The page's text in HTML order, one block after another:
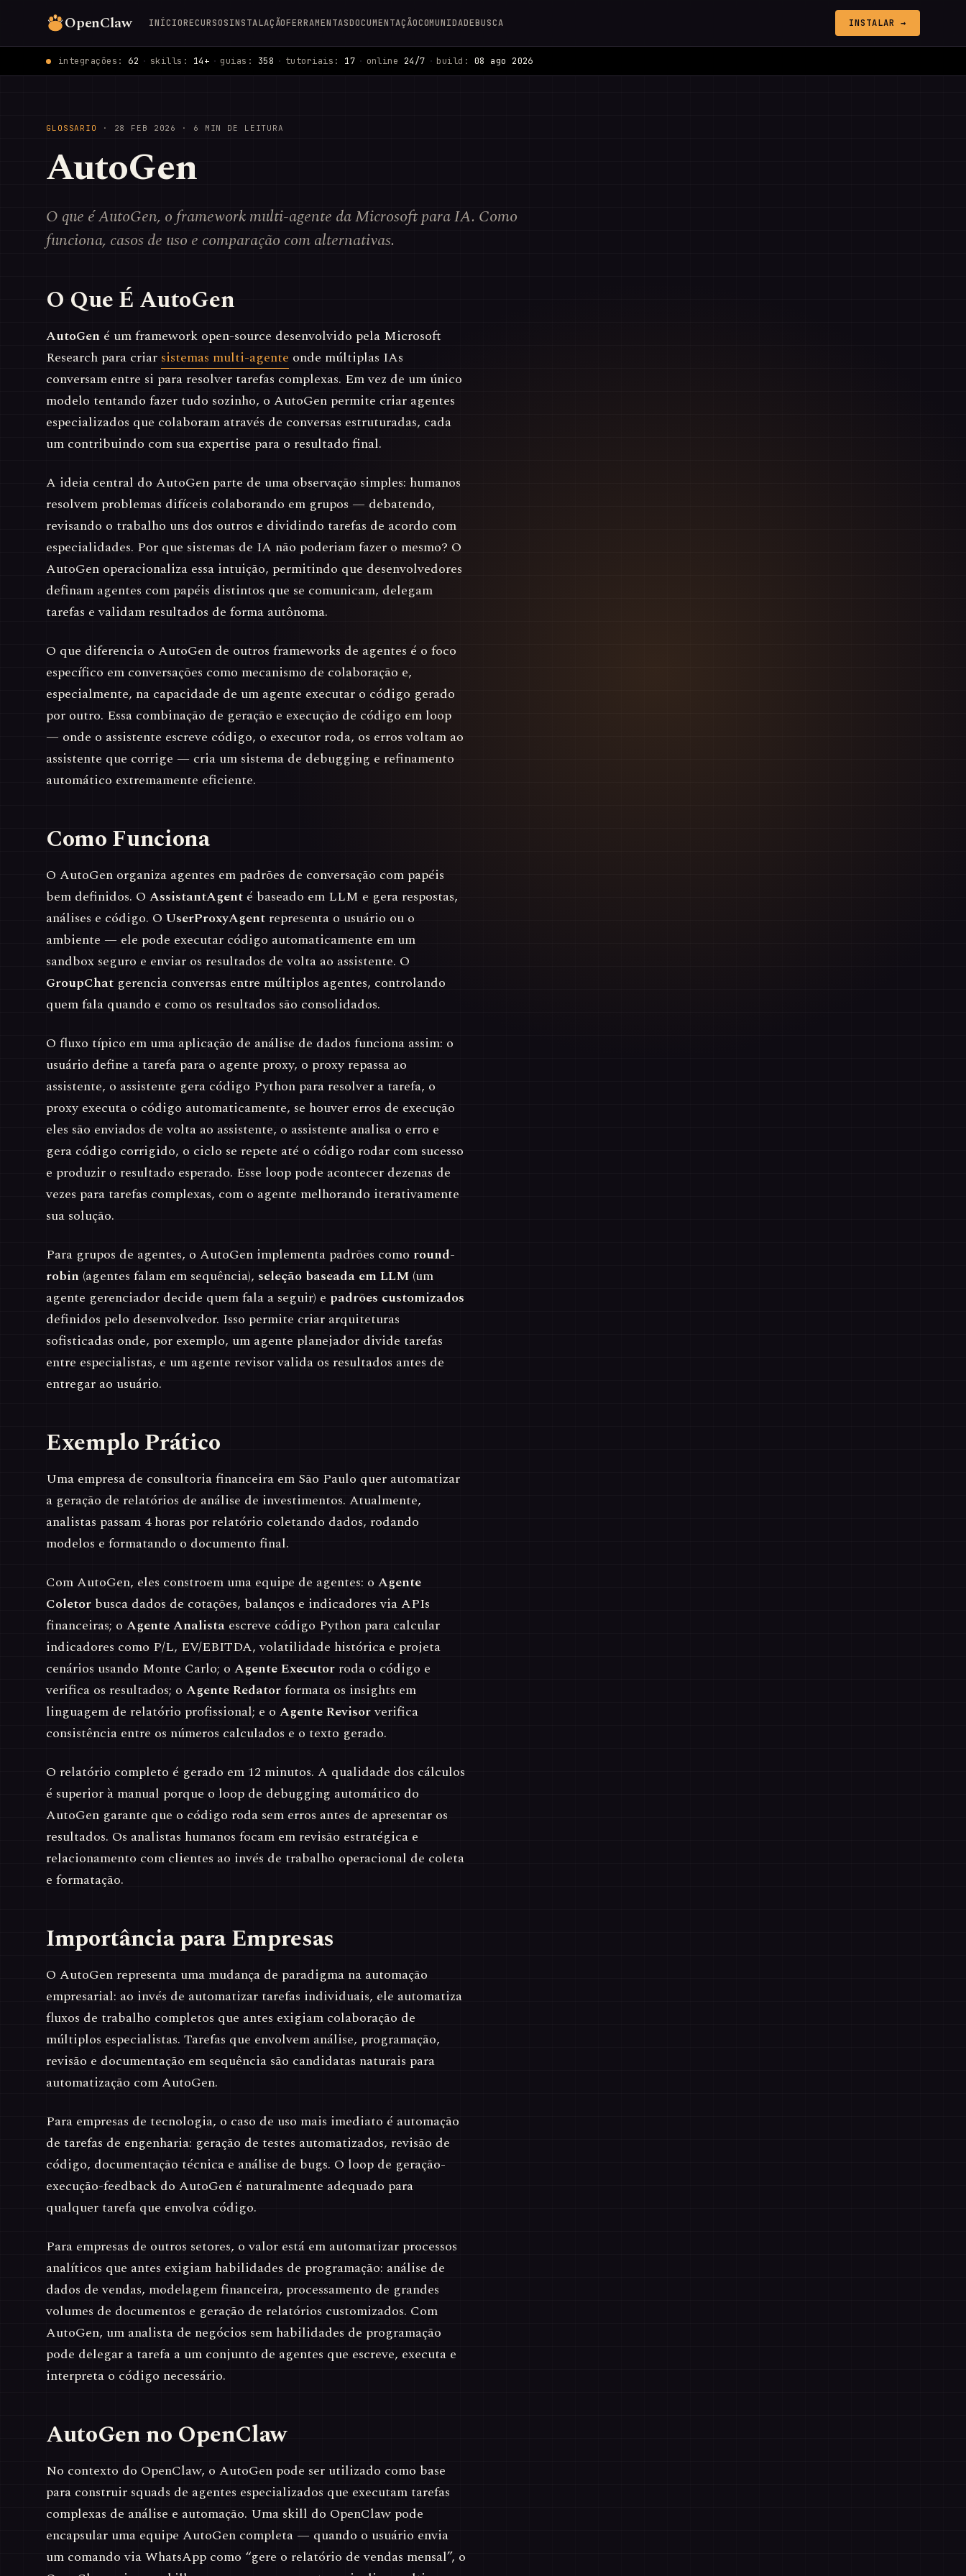
OpenClaw INÍCIORECURSOSINSTALAÇÃOFERRAMENTASDOCUMENTAÇÃOCOMUNIDADEBUSCA INSTALAR →
integrações: 62 · skills: 14+ · guias: 358 · tutoriais: 17 · online 24/7 · build: 08 ago 2026
GLOSSARIO · 28 FEB 2026 · 6 MIN DE LEITURA
AutoGen
O que é AutoGen, o framework multi-agente da Microsoft para IA. Como
funciona, casos de uso e comparação com alternativas.
O Que É AutoGen
AutoGen é um framework open-source desenvolvido pela Microsoft
Research para criar sistemas multi-agente onde múltiplas IAs
conversam entre si para resolver tarefas complexas. Em vez de um único
modelo tentando fazer tudo sozinho, o AutoGen permite criar agentes
especializados que colaboram através de conversas estruturadas, cada
um contribuindo com sua expertise para o resultado final.
A ideia central do AutoGen parte de uma observação simples: humanos
resolvem problemas difíceis colaborando em grupos — debatendo,
revisando o trabalho uns dos outros e dividindo tarefas de acordo com
especialidades. Por que sistemas de IA não poderiam fazer o mesmo? O
AutoGen operacionaliza essa intuição, permitindo que desenvolvedores
definam agentes com papéis distintos que se comunicam, delegam
tarefas e validam resultados de forma autônoma.
O que diferencia o AutoGen de outros frameworks de agentes é o foco
específico em conversações como mecanismo de colaboração e,
especialmente, na capacidade de um agente executar o código gerado
por outro. Essa combinação de geração e execução de código em loop
— onde o assistente escreve código, o executor roda, os erros voltam ao
assistente que corrige — cria um sistema de debugging e refinamento
automático extremamente eficiente.
Como Funciona
O AutoGen organiza agentes em padrões de conversação com papéis
bem definidos. O AssistantAgent é baseado em LLM e gera respostas,
análises e código. O UserProxyAgent representa o usuário ou o
ambiente — ele pode executar código automaticamente em um
sandbox seguro e enviar os resultados de volta ao assistente. O
GroupChat gerencia conversas entre múltiplos agentes, controlando
quem fala quando e como os resultados são consolidados.
O fluxo típico em uma aplicação de análise de dados funciona assim: o
usuário define a tarefa para o agente proxy, o proxy repassa ao
assistente, o assistente gera código Python para resolver a tarefa, o
proxy executa o código automaticamente, se houver erros de execução
eles são enviados de volta ao assistente, o assistente analisa o erro e
gera código corrigido, o ciclo se repete até o código rodar com sucesso
e produzir o resultado esperado. Esse loop pode acontecer dezenas de
vezes para tarefas complexas, com o agente melhorando iterativamente
sua solução.
Para grupos de agentes, o AutoGen implementa padrões como round-
robin (agentes falam em sequência), seleção baseada em LLM (um
agente gerenciador decide quem fala a seguir) e padrões customizados
definidos pelo desenvolvedor. Isso permite criar arquiteturas
sofisticadas onde, por exemplo, um agente planejador divide tarefas
entre especialistas, e um agente revisor valida os resultados antes de
entregar ao usuário.
Exemplo Prático
Uma empresa de consultoria financeira em São Paulo quer automatizar
a geração de relatórios de análise de investimentos. Atualmente,
analistas passam 4 horas por relatório coletando dados, rodando
modelos e formatando o documento final.
Com AutoGen, eles constroem uma equipe de agentes: o Agente
Coletor busca dados de cotações, balanços e indicadores via APIs
financeiras; o Agente Analista escreve código Python para calcular
indicadores como P/L, EV/EBITDA, volatilidade histórica e projeta
cenários usando Monte Carlo; o Agente Executor roda o código e
verifica os resultados; o Agente Redatorformata os insights em
linguagem de relatório profissional; e o Agente Revisorverifica
consistência entre os números calculados e o texto gerado.
O relatório completo é gerado em 12 minutos. A qualidade dos cálculos
é superior à manual porque o loop de debugging automático do
AutoGen garante que o código roda sem erros antes de apresentar os
resultados. Os analistas humanos focam em revisão estratégica e
relacionamento com clientes ao invés de trabalho operacional de coleta
e formatação.
Importância para Empresas
O AutoGen representa uma mudança de paradigma na automação
empresarial: ao invés de automatizar tarefas individuais, ele automatiza
fluxos de trabalho completos que antes exigiam colaboração de
múltiplos especialistas. Tarefas que envolvem análise, programação,
revisão e documentação em sequência são candidatas naturais para
automatização com AutoGen.
Para empresas de tecnologia, o caso de uso mais imediato é automação
de tarefas de engenharia: geração de testes automatizados, revisão de
código, documentação técnica e análise de bugs. O loop de geração-
execução-feedback do AutoGen é naturalmente adequado para
qualquer tarefa que envolva código.
Para empresas de outros setores, o valor está em automatizar processos
analíticos que antes exigiam habilidades de programação: análise de
dados de vendas, modelagem financeira, processamento de grandes
volumes de documentos e geração de relatórios customizados. Com
AutoGen, um analista de negócios sem habilidades de programação
pode delegar a tarefa a um conjunto de agentes que escreve, executa e
interpreta o código necessário.
AutoGen no OpenClaw
No contexto do OpenClaw, o AutoGen pode ser utilizado como base
para construir squads de agentes especializados que executam tarefas
complexas de análise e automação. Uma skill do OpenClaw pode
encapsular uma equipe AutoGen completa — quando o usuário envia
um comando via WhatsApp como “gere o relatório de vendas mensal”, o